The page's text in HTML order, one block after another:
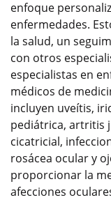
enfoque
enfermedades.
la salud, un
con otros
especialistas en
médicos de
incluyen uveítis,
pediátrica, artritis
cicatricial,
rosácea ocular y
proporcionar la
afecciones